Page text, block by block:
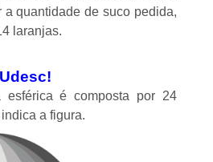
a quantidade de suco pedida,
laranjas.
esférica é composta por 24
a figura.